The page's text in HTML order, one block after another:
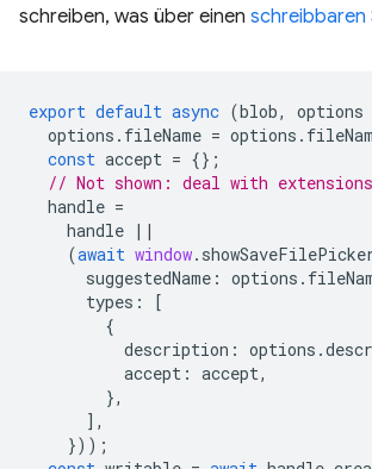
schreiben, was über einen schreibbaren
export default async (blob, options
options . fileName = options .
const accept = {};
// Not shown: deal with extensions
handle =
handle ||
(await window.
suggestedName : options .
types :
[
{
description : options .
accept : accept,
},
],
}));